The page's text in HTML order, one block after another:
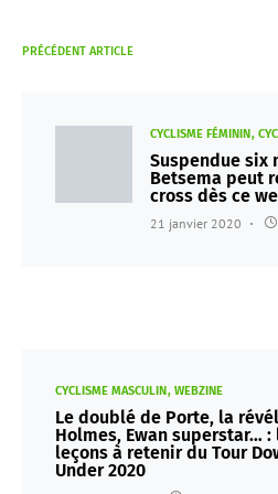
PRÉCÉDENT ARTICLE
CYCLISME FÉMININ
Suspendue six
Betsema peut
cross dès ce
21 janvier 2020
CYCLISME MASCULIN WEBZINE
Le doublé de Porte, la
Holmes, Ewan superstar… :
leçons à retenir du Tour
Under 2020